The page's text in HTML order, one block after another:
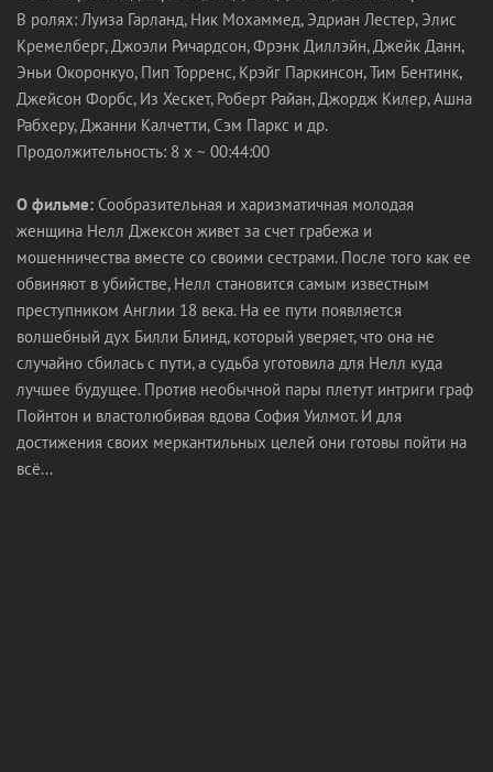
В ролях: Луиза Гарланд, Ник Мохаммед, Эдриан Лестер, Элис
Кремелберг, Джоэли Ричардсон, Фрэнк Диллэйн, Джейк Данн,
Эньи Окоронкуо, Пип Торренс, Крэйг Паркинсон, Тим Бентинк,
Джейсон Форбс, Из Хескет, Роберт Райан, Джордж Килер, Ашна
Рабхеру, Джанни Калчетти, Сэм Паркс и др.
Продолжительность: 8 x ~ 00:44:00
О фильме: Сообразительная и харизматичная молодая
женщина Нелл Джексон живет за счет грабежа и
мошенничества вместе со своими сестрами. После того как ее
обвиняют в убийстве, Нелл становится самым известным
преступником Англии 18 века. На ее пути появляется
волшебный дух Билли Блинд, который уверяет, что она не
случайно сбилась с пути, а судьба уготовила для Нелл куда
лучшее будущее. Против необычной пары плетут интриги граф
Пойнтон и властолюбивая вдова София Уилмот. И для
достижения своих меркантильных целей они готовы пойти на
всё...